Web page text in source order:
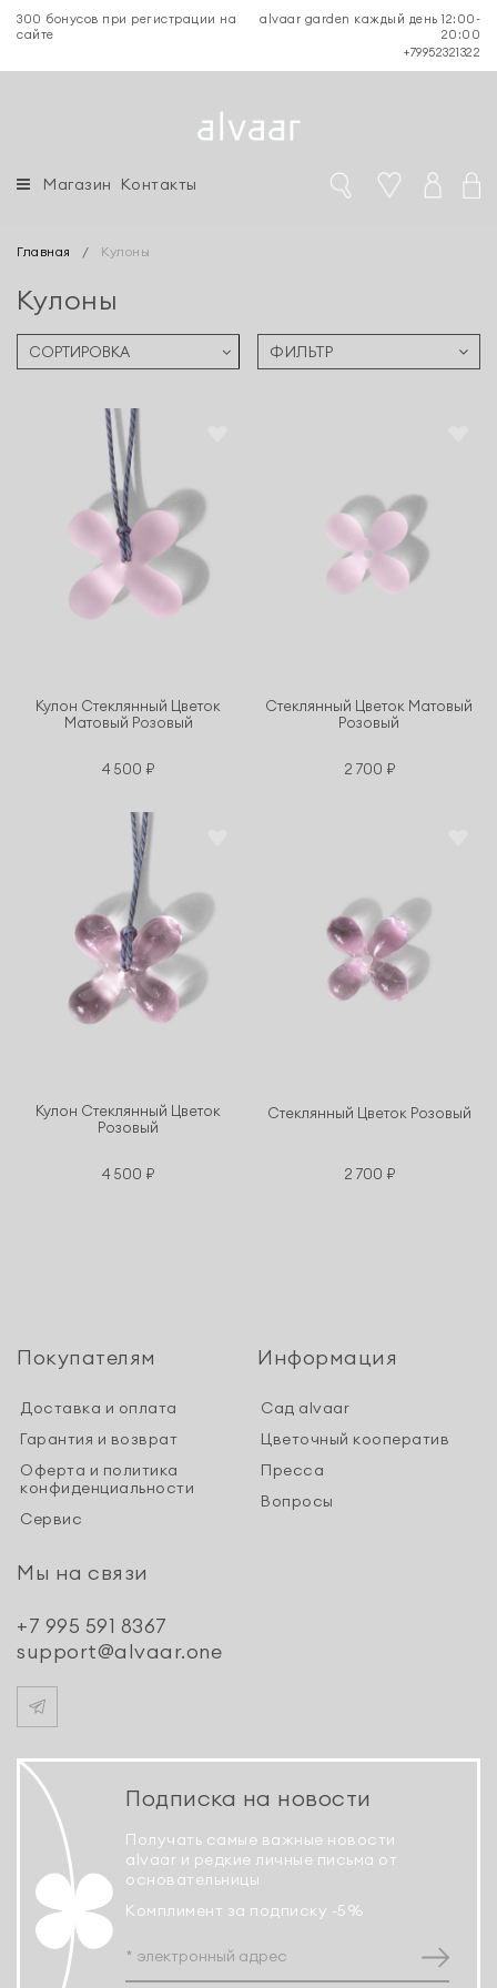
300 бонусов при регистрации на
сайте
alvaar garden каждый день 12:00-
20:00
+79952321322
Магазин Контакты
Главная / Кулоны
Кулоны
ФИЛЬТР
Кулон Стеклянный Цветок
Матовый Розовый
4 500 ₽
Стеклянный Цветок Матовый
Розовый
2 700 ₽
Кулон Стеклянный Цветок
Розовый
4 500 ₽
Стеклянный Цветок Розовый
2 700 ₽
Покупателям
Доставка и оплата
Гарантия и возврат
Оферта и политика
конфиденциальности
Сервис
Информация
Сад alvaar
Цветочный кооператив
Пресса
Вопросы
Мы на связи
+7 995 591 8367
support@alvaar.one
Подписка на новости
Получать самые важные новости
alvaar и редкие личные письма от
основательницы
Комплимент за подписку -5%